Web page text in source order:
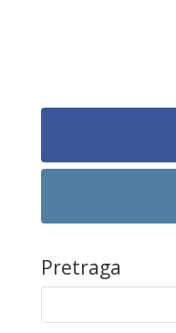
Pretraga